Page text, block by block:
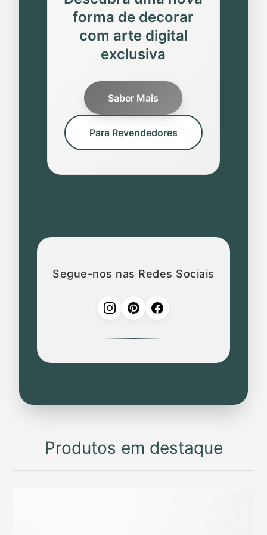
forma de decorar
com arte digital
exclusiva
Saber Mais
Para Revendedores
Segue-nos nas Redes Sociais
Produtos em destaque